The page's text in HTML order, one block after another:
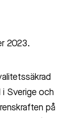
2023.
i Sverige och
på